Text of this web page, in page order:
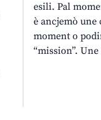
esili. Pal
è ancjemò une
moment o
“mission”.